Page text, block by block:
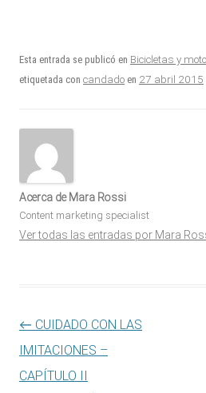
Esta entrada se publicó en Bicicletas y
etiquetada con candado en 27 abril 2015
Acerca de Mara Rossi
Content marketing specialist
Ver todas las entradas por Mara
Navegación de entradas
← CUIDADO CON LAS
IMITACIONES –
CAPÍTULO II